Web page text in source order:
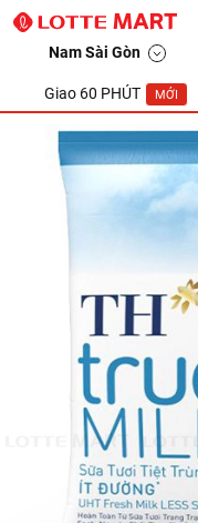
Nam Sài Gòn
Giao 60 PHÚT MỚI